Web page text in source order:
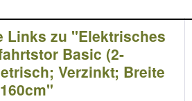
Links zu "Elektrisches
Basic (2-
Verzinkt; Breite